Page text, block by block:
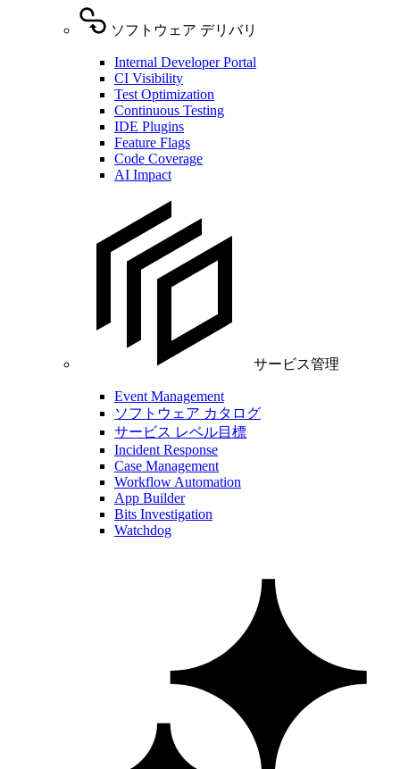
ソフトウェア デリバリ
Internal Developer Portal
CI Visibility
Test Optimization
Continuous Testing
IDE Plugins
Feature Flags
Code Coverage
AI Impact
サービス管理
Event Management
ソフトウェア カタログ
サービス レベル目標
Incident Response
Case Management
Workflow Automation
App Builder
Bits Investigation
Watchdog